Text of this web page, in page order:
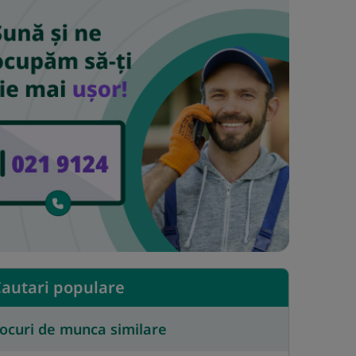
populare
de munca similare